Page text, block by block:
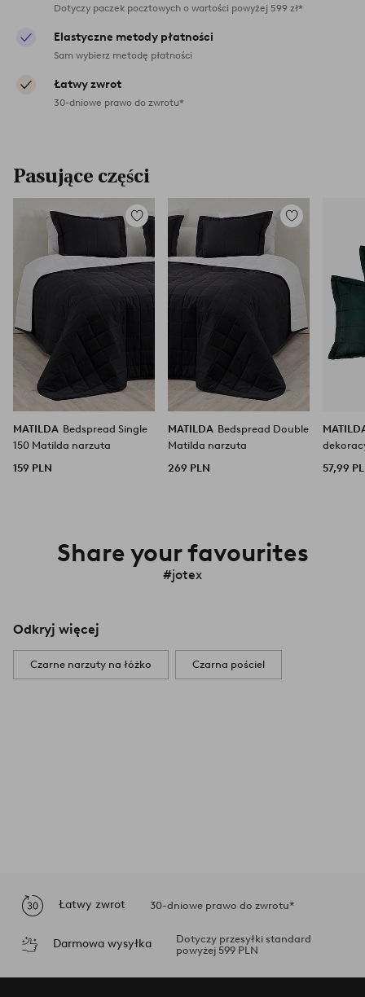
Dotyczy paczek pocztowych o wartości powyżej 599 zł*
Elastyczne metody płatności
Sam wybierz metodę płatności
Łatwy zwrot
30-dniowe prawo do zwrotu*
Pasujące części
Dodaj
do
ulubionych
MATILDA Bedspread Single
150 Matilda narzuta
159 PLN
Dodaj
MATILDA Bedspread Double
Matilda narzuta
269 PLN
57,99
Share your favourites
#jotex
Odkryj więcej
Czarne narzuty na łóżko Czarna pościel
Łatwy zwrot 30-dniowe prawo do zwrotu*
Darmowa wysyłka
Dotyczy przesyłki standard
powyżej 599 PLN